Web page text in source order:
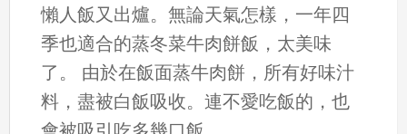
懶人飯又出爐。無論天氣怎樣，一年四
季也適合的蒸冬菜牛肉餅飯，太美味
了。 由於在飯面蒸牛肉餅，所有好味汁
料，盡被白飯吸收。連不愛吃飯的，也